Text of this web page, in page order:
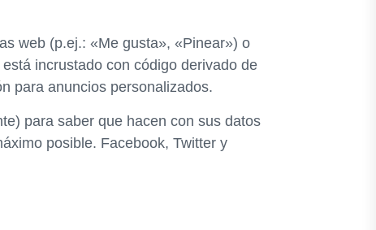
web (p.ej.: «Me gusta», «Pinear») o
incrustado con código derivado de
para anuncios personalizados.
para saber que hacen con sus datos
posible. Facebook, Twitter y